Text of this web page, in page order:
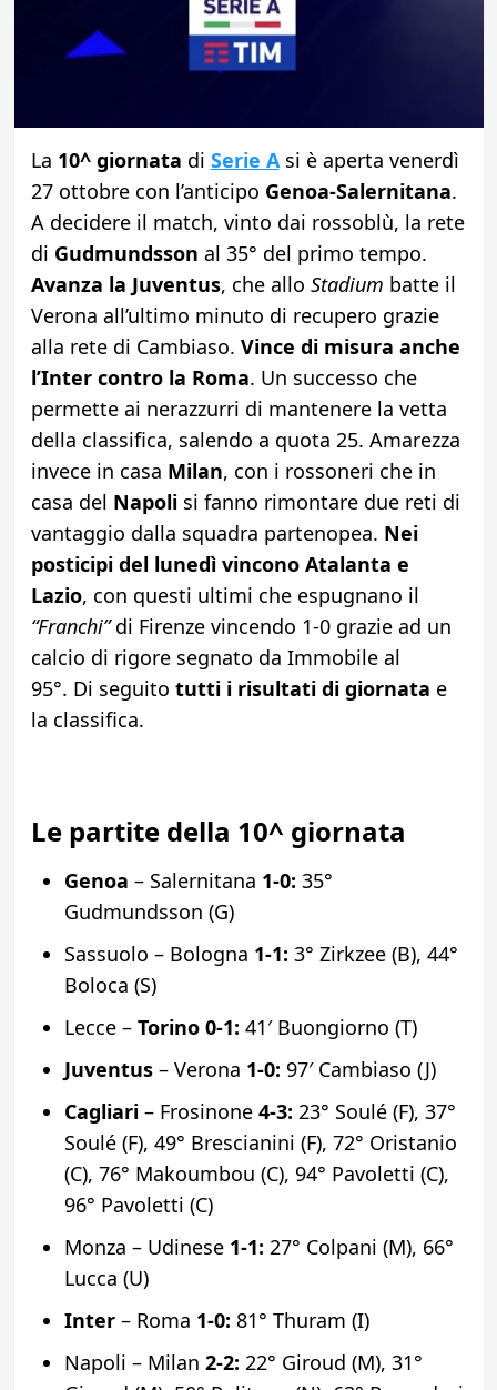
La 10^ giornata di Serie Asi è aperta venerdì
27 ottobre con l’anticipo Genoa-Salernitana.
A decidere il match, vinto dai rossoblù, la rete
di Gudmundsson al 35° del primo tempo.
Avanza la Juventus, che allo Stadium batte il
Verona all’ultimo minuto di recupero grazie
alla rete di Cambiaso. Vince di misura anche
l’Inter contro la Roma. Un successo che
permette ai nerazzurri di mantenere la vetta
della classifica, salendo a quota 25. Amarezza
invece in casa Milan, con i rossoneri che in
casa del Napolisi fanno rimontare due reti di
vantaggio dalla squadra partenopea. Nei
posticipi del lunedì vincono Atalanta e
Lazio, con questi ultimi che espugnano il
“Franchi”di Firenze vincendo 1-0 grazie ad un
calcio di rigore segnato da Immobile al
95°. Di seguito tutti i risultati di giornata e
la classifica.
Le partite della 10^ giornata
Genoa – Salernitana 1-0: 35°
Gudmundsson (G)
Sassuolo – Bologna 1-1: 3° Zirkzee (B), 44°
Boloca (S)
Lecce – Torino 0-1: 41′ Buongiorno (T)
Juventus– Verona 1-0: 97′ Cambiaso (J)
Cagliari– Frosinone 4-3: 23° Soulé (F), 37°
Soulé (F), 49° Brescianini (F), 72° Oristanio
(C), 76° Makoumbou (C), 94° Pavoletti (C),
96° Pavoletti (C)
Monza – Udinese 1-1: 27° Colpani (M), 66°
Lucca (U)
Inter– Roma 1-0: 81° Thuram (I)
Napoli – Milan 2-2: 22° Giroud (M), 31°